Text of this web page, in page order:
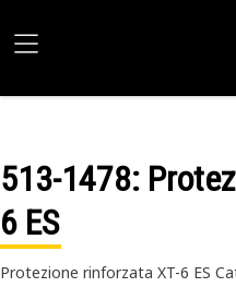
513-1478:
6 ES
Protezione rinforzata XT-6 ES